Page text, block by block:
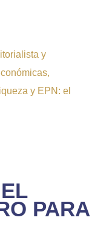
y
y EPN: el
PARA